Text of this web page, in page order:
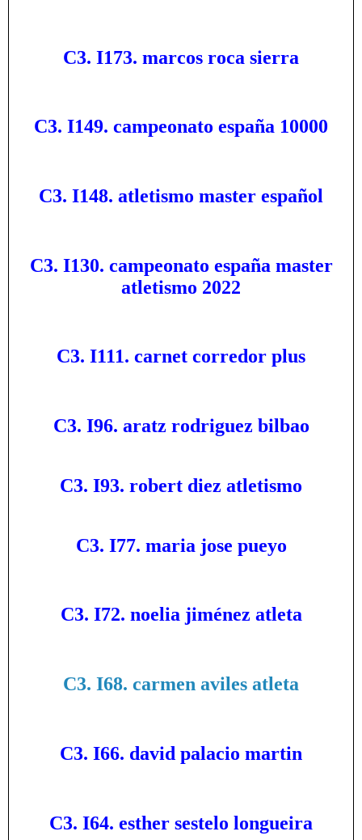
C3. I173. marcos roca sierra
C3. I149. campeonato españa 10000
C3. I148. atletismo master español
C3. I130. campeonato españa master
atletismo 2022
C3. I111. carnet corredor plus
C3. I96. aratz rodriguez bilbao
C3. I93. robert diez atletismo
C3. I77. maria jose pueyo
C3. I72. noelia jiménez atleta
C3. I68. carmen aviles atleta
C3. I66. david palacio martin
C3. I64. esther sestelo longueira